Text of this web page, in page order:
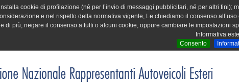
cookie di profilazione (né per l’invio di messaggi pubblicitari, né per altri
e nel rispetto della normativa vigente, Le chiediamo il consenso
di più, negare il consenso a tutti o alcuni cookie, oppure cambiare le
Informativa
Consento